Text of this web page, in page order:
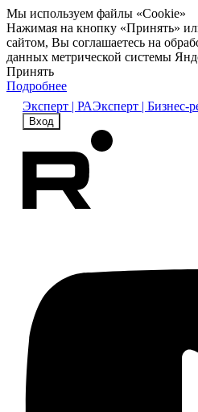
Мы используем файлы «Cookie»
Нажимая на кнопку «Принять»
сайтом, Вы соглашаетесь на
данных метрической системы
Принять
Подробнее
Эксперт | РАЭксперт | Бизнес-
Вход